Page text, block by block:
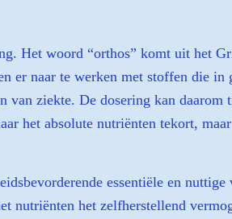
Het woord “orthos” komt uit het
er naar te werken met stoffen die in
van ziekte. De dosering kan
het absolute nutriënten tekort,
essentiële en
nutriënten het zelfherstellend